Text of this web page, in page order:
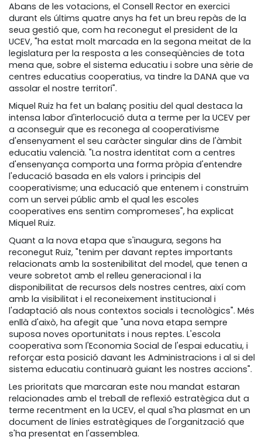
Abans de les votacions, el Consell Rector en exercici
durant els últims quatre anys ha fet un breu repàs de la
seua gestió que, com ha reconegut el president de la
UCEV, "ha estat molt marcada en la segona meitat de la
legislatura per la resposta a les conseqüències de tota
mena que, sobre el sistema educatiu i sobre una sèrie de
centres educatius cooperatius, va tindre la DANA que va
assolar el nostre territori".
Miquel Ruiz ha fet un balanç positiu del qual destaca la
intensa labor d'interlocució duta a terme per la UCEV per
a aconseguir que es reconega al cooperativisme
d'ensenyament el seu caràcter singular dins de l'àmbit
educatiu valencià. "La nostra identitat com a centres
d'ensenyança comporta una forma pròpia d'entendre
l'educació basada en els valors i principis del
cooperativisme; una educació que entenem i construïm
com un servei públic amb el qual les escoles
cooperatives ens sentim compromeses", ha explicat
Miquel Ruiz.
Quant a la nova etapa que s'inaugura, segons ha
reconegut Ruiz, "tenim per davant reptes importants
relacionats amb la sostenibilitat del model, que tenen a
veure sobretot amb el relleu generacional i la
disponibilitat de recursos dels nostres centres, així com
amb la visibilitat i el reconeixement institucional i
l'adaptació als nous contextos socials i tecnològics". Més
enllà d'això, ha afegit que "una nova etapa sempre
suposa noves oportunitats i nous reptes. L'escola
cooperativa som l'Economia Social de l'espai educatiu, i
reforçar esta posició davant les Administracions i al si del
sistema educatiu continuarà guiant les nostres accions".
Les prioritats que marcaran este nou mandat estaran
relacionades amb el treball de reflexió estratègica dut a
terme recentment en la UCEV, el qual s'ha plasmat en un
document de línies estratègiques de l'organització que
s'ha presentat en l'assemblea.